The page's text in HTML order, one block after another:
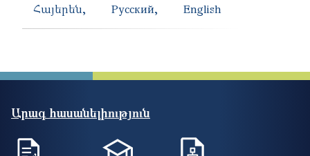
Հայերեն Русский English
Արագ հասանելիություն